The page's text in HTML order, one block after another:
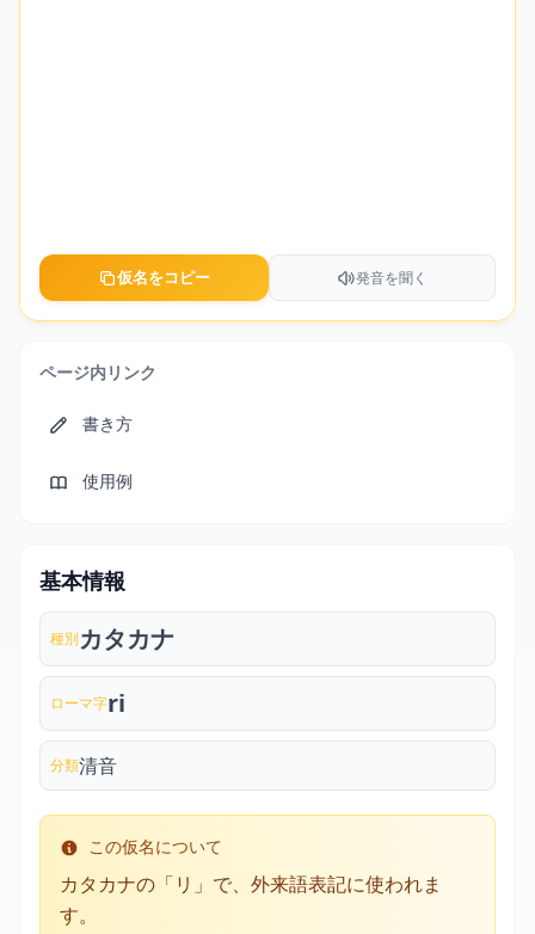
仮名をコピー 発音を聞く
ページ内リンク
書き方
使用例
基本情報
種別カタカナ
ローマ字ri
分類清音
この仮名について
カタカナの「リ」で、外来語表記に使われま
す。